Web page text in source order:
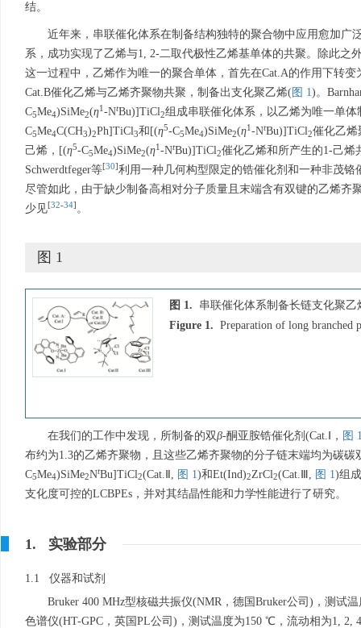
结。
近年来，串联催化体系在制备结构独特的聚合物中应用愈加广
系，成功实现了乙烯与1, 2-二取代极性乙烯基单体的共聚。除此之
这一过程中，乙烯作为唯一的聚合单体，首先在Cat.A的作用下转
Cat.B催化乙烯与乙烯齐聚物共聚，制备出支化聚乙烯(图 1)。
C5Me4)SiMe2(η1 -NtBu)]TiCl2组成串联催化体系，以乙烯为唯一单
C5Me4C(CH3)2Ph]TiCl3和[(η5-C5Me4)SiMe2(η1 -NtBu)]TiCl2催化乙烯
己烯，[(η5-C5Me4)SiMe2(η1 -NtBu)]TiCl2催化乙烯和所产生的1-己烯
Schwerdtfeger等[30]利用一种几何构型限定的锆催化剂和一种非茂
尽管如此，由于缺少制备高相对分子质量且末端含有双键的乙烯齐
少见[32-34] 。
图 1
图 1.
串联催化体系制备长链支化聚乙
Figure 1. Preparation of long branched
在我们的工作中发现，所制备的双β-酮亚胺锆催化剂(Cat.Ⅰ， 图
布约为1.3的乙烯齐聚物，且这些乙烯齐聚物的分子链末端均为碳碳
C5Me4)SiMe2NtBu]TiCl2(Cat.Ⅱ, 图 1 )和Et(Ind)2ZrCl2(Cat.Ⅲ, 图 1 )组
支化度可控的LCBPEs，并对其结晶性能和力学性能进行了研究。
1. 实验部分
1.1 仪器和试剂
Bruker 400 MHz型核磁共振仪(NMR，德国Bruker公司)，测试
色谱仪(HT-GPC，英国PL公司)，测试温度为150 ℃，流动相为1, 2,